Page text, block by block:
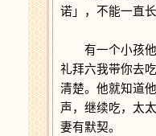
诺」，不能一直
有一个小孩他
礼拜六我带你去
清楚。他就知道
声，继续吃，太
妻有默契。